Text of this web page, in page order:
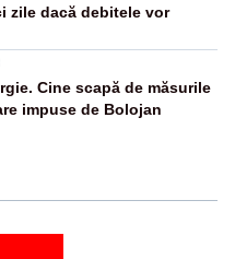
zile dacă debitele vor
Cine scapă de măsurile
impuse de Bolojan